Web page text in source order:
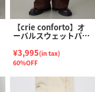
【crie conforto】オ
ーバルスウェットパン
¥3,995(in tax)
60%OFF